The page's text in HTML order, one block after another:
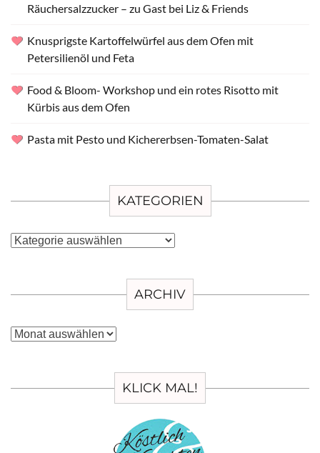
Räuchersalzzucker – zu Gast bei Liz & Friends
Knusprigste Kartoffelwürfel aus dem Ofen mit
Petersilienöl und Feta
Food & Bloom- Workshop und ein rotes Risotto mit
Kürbis aus dem Ofen
Pasta mit Pesto und Kichererbsen-Tomaten-Salat
KATEGORIEN
Kategorien
ARCHIV
Archiv
KLICK MAL!